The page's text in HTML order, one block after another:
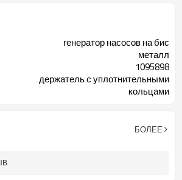
генератор насосов на бис
металл
1095898
держатель с уплотнительными
кольцами
БОЛЕЕ